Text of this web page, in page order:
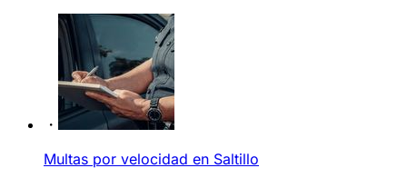
Multas por velocidad en Saltillo